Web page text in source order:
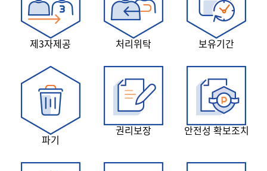
제3자제공 처리위탁 보유기간
파기
권리보장 안전성 확보조치